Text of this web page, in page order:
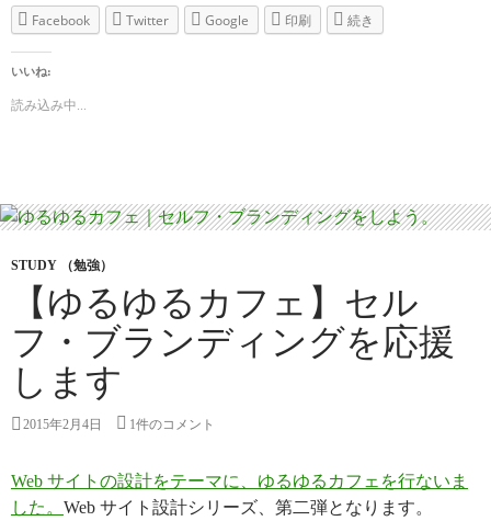
Facebook Twitter Google 印刷 続き
いいね:
読み込み中...
STUDY （勉強）
【ゆるゆるカフェ】セル
フ・ブランディングを応援
します
2015年2月4日 1件のコメント
Web サイトの設計をテーマに、ゆるゆるカフェを行ないま
した。 Web サイト設計シリーズ、第二弾となります。